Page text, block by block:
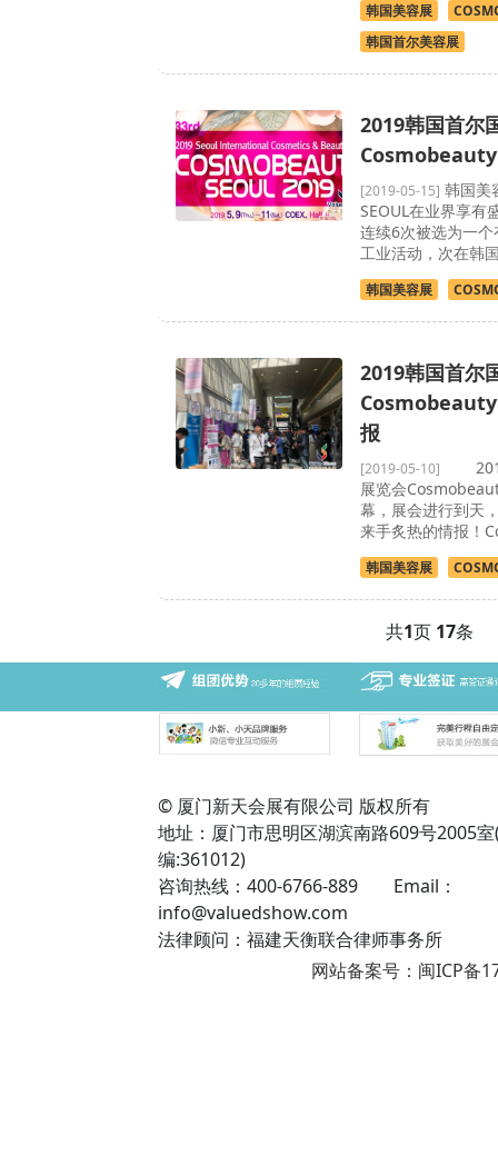
韩国美容展
韩国首尔美容展
2019韩国首尔
[2019-05-15] 韩国美
SEOUL在业界享有
连续6次被选为一
工业活动，次在韩
韩国美容展
2019韩国首尔
报
[2019-05-10]
2019
展览会
幕，展会进行到天
来手炙热的情报！
韩国美容展
共1页 17条
© 厦门新天会展有限公司 版权所有
地址：厦门市思明区湖滨南路609号2005
编:361012)
咨询热线：400-6766-889 Email：
info@valuedshow.com
法律顾问：福建天衡联合律师事务所
网站备案号：闽ICP备